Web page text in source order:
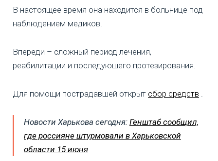
В настоящее время она находится в больнице под
наблюдением медиков.
Впереди – сложный период лечения,
реабилитации и последующего протезирования.
Для помощи пострадавшей открыт сбор средств .
Новости Харькова сегодня: Генштаб сообщил,
где россияне штурмовали в Харьковской
области 15 июня